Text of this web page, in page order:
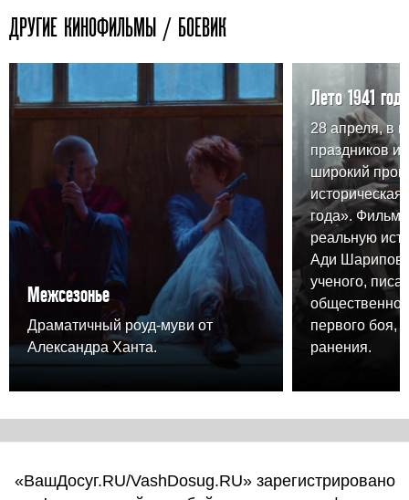
ДРУГИЕ КИНОФИЛЬМЫ / БОЕВИК
Межсезонье
Драматичный роуд-муви от
Александра Ханта.
Лето 1941 года
28 апреля, в
праздников
широкий
года». Фильм
реальную
Ади
ученого,
первого боя,
ранения.
«ВашДосуг.RU/VashDosug.RU» зарегистрировано